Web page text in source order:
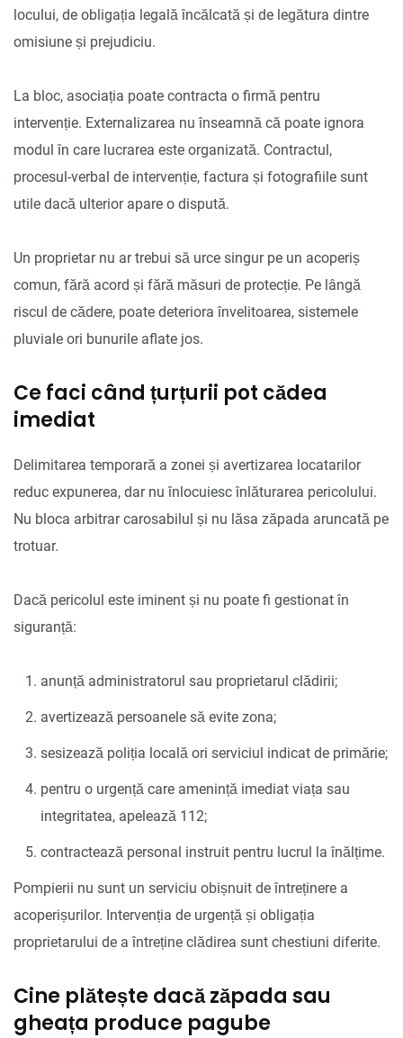
locului, de obligația legală încălcată și de legătura dintre
omisiune și prejudiciu.
La bloc, asociația poate contracta o firmă pentru
intervenție. Externalizarea nu înseamnă că poate ignora
modul în care lucrarea este organizată. Contractul,
procesul-verbal de intervenție, factura și fotografiile sunt
utile dacă ulterior apare o dispută.
Un proprietar nu ar trebui să urce singur pe un acoperiș
comun, fără acord și fără măsuri de protecție. Pe lângă
riscul de cădere, poate deteriora învelitoarea, sistemele
pluviale ori bunurile aflate jos.
Ce faci când țurțurii pot cădea
imediat
Delimitarea temporară a zonei și avertizarea locatarilor
reduc expunerea, dar nu înlocuiesc înlăturarea pericolului.
Nu bloca arbitrar carosabilul și nu lăsa zăpada aruncată pe
trotuar.
Dacă pericolul este iminent și nu poate fi gestionat în
siguranță:
anunță administratorul sau proprietarul clădirii;
avertizează persoanele să evite zona;
sesizează poliția locală ori serviciul indicat de primărie;
pentru o urgență care amenință imediat viața sau
integritatea, apelează 112;
contractează personal instruit pentru lucrul la înălțime.
Pompierii nu sunt un serviciu obișnuit de întreținere a
acoperișurilor. Intervenția de urgență și obligația
proprietarului de a întreține clădirea sunt chestiuni diferite.
Cine plătește dacă zăpada sau
gheața produce pagube